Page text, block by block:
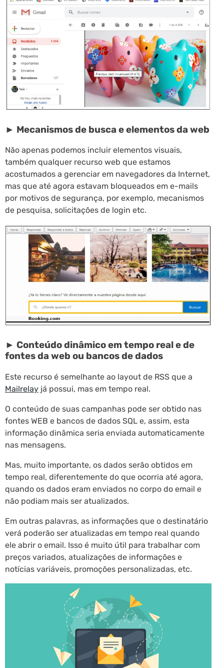
► Mecanismos de busca e elementos da web
Não apenas podemos incluir elementos visuais,
também qualquer recurso web que estamos
acostumados a gerenciar em navegadores da Internet,
mas que até agora estavam bloqueados em e-mails
por motivos de segurança, por exemplo, mecanismos
de pesquisa, solicitações de login etc.
► Conteúdo dinâmico em tempo real e de
fontes da web ou bancos de dados
Este recurso é semelhante ao layout de RSS que a
Mailrelay já possui, mas em tempo real.
O conteúdo de suas campanhas pode ser obtido nas
fontes WEB e bancos de dados SQL e, assim, esta
informação dinâmica seria enviada automaticamente
nas mensagens.
Mas, muito importante, os dados serão obtidos em
tempo real, diferentemente do que ocorria até agora,
quando os dados eram enviados no corpo do email e
não podiam mais ser atualizados.
Em outras palavras, as informações que o destinatário
verá poderão ser atualizadas em tempo real quando
ele abrir o email. Isso é muito útil para trabalhar com
preços variados, atualizações de informações e
notícias variáveis, promoções personalizadas, etc.